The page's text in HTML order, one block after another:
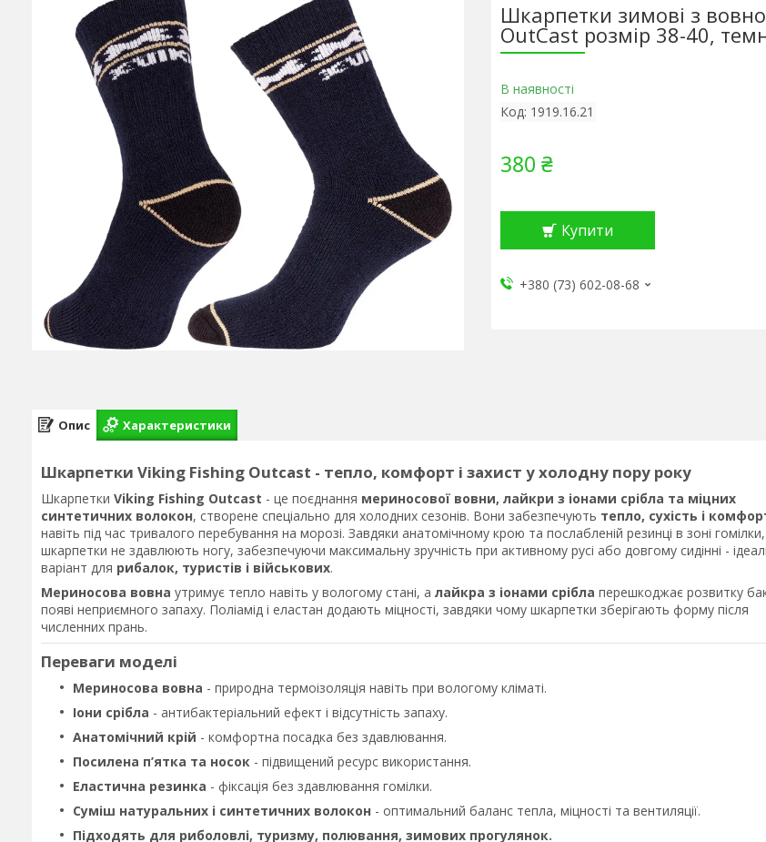
Шкарпетки зимові з
OutСast розмір 38-40,
В наявності
Код: 1919.16.21
380 ₴
Купити
+380 (73) 602-08-68
Опис Характеристики
Шкарпетки Viking Fishing Outcast - тепло, комфорт і захист у холодну пору року
Шкарпетки Viking Fishing Outcast - це поєднання мериносової вовни, лайкри з іонами срібла та міцних
синтетичних волокон, створене спеціально для холодних сезонів. Вони забезпечують тепло, сухість і
навіть під час тривалого перебування на морозі. Завдяки анатомічному крою та послабленій резинці в зоні гомілки,
шкарпетки не здавлюють ногу, забезпечуючи максимальну зручність при активному русі або довгому сидінні -
варіант для рибалок, туристів і військових.
Мериносова вовна утримує тепло навіть у вологому стані, а лайкра з іонами срібла перешкоджає розвитку
появі неприємного запаху. Поліамід і еластан додають міцності, завдяки чому шкарпетки зберігають форму після
численних прань.
Переваги моделі
Мериносова вовна - природна термоізоляція навіть при вологому кліматі.
Іони срібла - антибактеріальний ефект і відсутність запаху.
Анатомічний крій - комфортна посадка без здавлювання.
Посилена п’ятка та носок - підвищений ресурс використання.
Еластична резинка - фіксація без здавлювання гомілки.
Суміш натуральних і синтетичних волокон - оптимальний баланс тепла, міцності та вентиляції.
Підходять для риболовлі, туризму, полювання, зимових прогулянок.